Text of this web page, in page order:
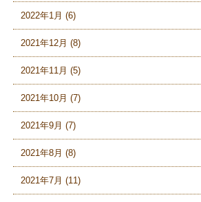
2022年1月 (6)
2021年12月 (8)
2021年11月 (5)
2021年10月 (7)
2021年9月 (7)
2021年8月 (8)
2021年7月 (11)